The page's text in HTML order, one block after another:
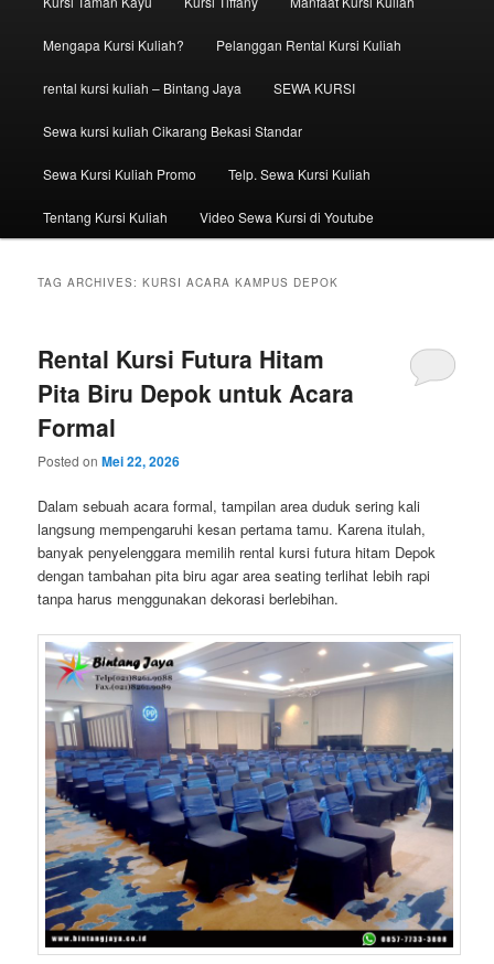
Mengapa Kursi Kuliah? Pelanggan Rental Kursi Kuliah
rental kursi kuliah – Bintang Jaya SEWA KURSI
Sewa kursi kuliah Cikarang Bekasi Standar
Sewa Kursi Kuliah Promo Telp. Sewa Kursi Kuliah
Tentang Kursi Kuliah Video Sewa Kursi di Youtube
TAG ARCHIVES:KURSI ACARA KAMPUS DEPOK
Rental Kursi Futura Hitam
Pita Biru Depok untuk Acara
Formal
Posted onMei 22, 2026
Dalam sebuah acara formal, tampilan area duduk sering kali
langsung mempengaruhi kesan pertama tamu. Karena itulah,
banyak penyelenggara memilih rental kursi futura hitam Depok
dengan tambahan pita biru agar area seating terlihat lebih rapi
tanpa harus menggunakan dekorasi berlebihan.